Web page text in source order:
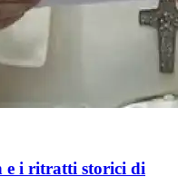
e i ritratti storici di